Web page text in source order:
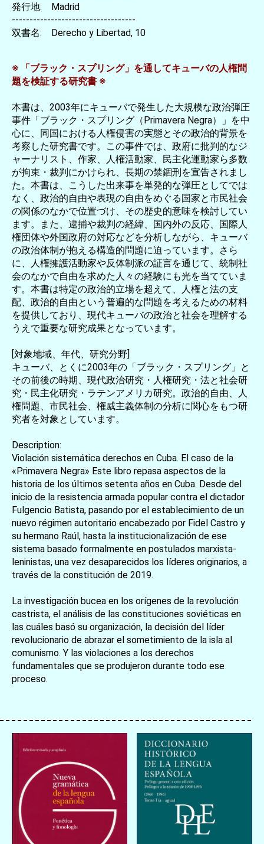
お買い物を続ける カートへ進む
発行地: Madrid
-----------------------------------
双書名: Derecho y Libertad, 10
※ 「ブラック・スプリング」を通してキューバの人権問
題を検証する研究書 ※
本書は、2003年にキューバで発生した大規模な政治弾圧
事件「ブラック・スプリング（Primavera Negra）」を中
心に、同国における人権侵害の実態とその政治的背景を
考察した研究書です。この事件では、政府に批判的なジ
ャーナリスト、作家、人権活動家、民主化運動家ら多数
が拘束・裁判にかけられ、長期の禁錮刑を宣告されまし
た。本書は、こうした出来事を単発的な弾圧としてでは
なく、政治的自由や表現の自由をめぐる国家と市民社会
の関係のなかで位置づけ、その歴史的意味を検討してい
ます。また、逮捕や裁判の経緯、国内外の反応、国際人
権団体や外国政府の対応などを分析しながら、キューバ
の政治体制が抱える構造的問題に迫っています。さら
に、人権擁護活動家や反体制派の証言を通じて、統制社
会のなかで自由を求めた人々の経験にも光を当てていま
す。本書は特定の政治的立場を超えて、人権と法の支
配、政治的自由という普遍的な問題を考えるための材料
を提供しており、現代キューバの政治と社会を理解する
うえで重要な研究成果となっています。
[対象地域、年代、研究分野]
キューバ、とくに2003年の「ブラック・スプリング」と
その前後の時期、現代政治研究・人権研究・法と社会研
究・民主化研究・ラテンアメリカ研究。政治的自由、人
権問題、市民社会、権威主義体制の分析に関心をもつ研
究者を対象としています。
Description:
Violación sistemática derechos en Cuba. El caso de la
«Primavera Negra» Este libro repasa aspectos de la
historia de los últimos setenta años en Cuba. Desde del
inicio de la resistencia armada popular contra el dictador
Fulgencio Batista, pasando por el establecimiento de un
nuevo régimen autoritario encabezado por Fidel Castro y
su hermano Raúl, hasta la institucionalización de ese
sistema basado formalmente en postulados marxista-
leninistas, una vez desaparecidos los líderes originarios, a
través de la constitución de 2019.
La investigación bucea en los orígenes de la revolución
castrista, el análisis de las constituciones soviéticas en
las cuáles basó su organización, la decisión del líder
revolucionario de abrazar el sometimiento de la isla al
comunismo. Y las violaciones a los derechos
fundamentales que se produjeron durante todo ese
proceso.